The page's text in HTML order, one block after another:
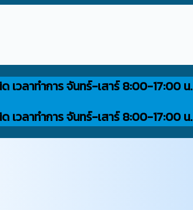
เวลาทำการ จันทร์-เสาร์ 8:00-17:00 น.
เวลาทำการ จันทร์-เสาร์ 8:00-17:00 น.